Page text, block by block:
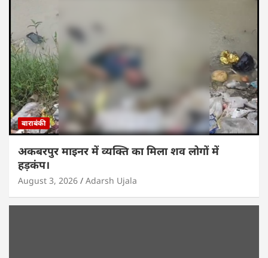
बाराबंकी
अकबरपुर माइनर में व्यक्ति का मिला शव लोगों में
हड़कंप।
August 3, 2026 Adarsh Ujala